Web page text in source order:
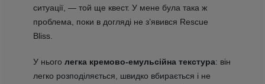
ситуації, — той ще квест. У мене була така ж
проблема, поки в догляді не з’явився Rescue
Bliss.
У нього легка кремово-емульсійна текстура: він
легко розподіляється, швидко вбирається і не